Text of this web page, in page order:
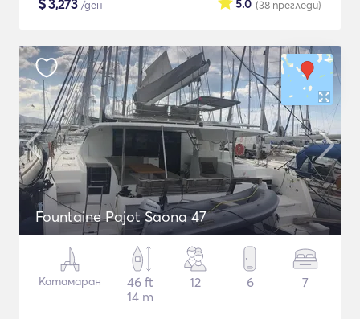
3,273 /ден (38 прегледи)
5.0
Fountaine Pajot Saona 47
Катамаран
46 ft
14 m
12 6 7